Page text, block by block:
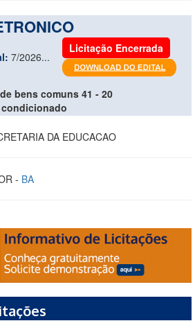
7/2026...
Licitação Encerrada
bens comuns 41 - 20
DA EDUCACAO
- BA